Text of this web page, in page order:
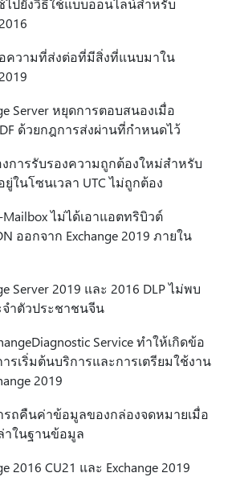
ไปยังวิธีใช้แบบออนไลน์สําหรับ
ความที่ส่งต่อที่มีสิ่งที่แนบมาใน
Server หยุดการตอบสนองเมื่อ
ด้วยกฎการส่งผ่านที่กําหนดไว้
การรับรองความถูกต้องใหม่สําหรับ
ยู่ในโซนเวลา UTC ไม่ถูกต้อง
Mailbox ไม่ได้เอาแอตทริบิวต์
ออกจาก Exchange 2019 ภายใน
Server 2019 และ 2016 DLP ไม่พบ
าตัวประชาชนจีน
Service ทําให้เกิดข้อ
รเริ่มต้นบริการและการเตรียมใช้งาน
2019
รถคืนค่าข้อมูลของกล่องจดหมายเมื่อ
าในฐานข้อมูล
2016 CU21 และ Exchange 2019